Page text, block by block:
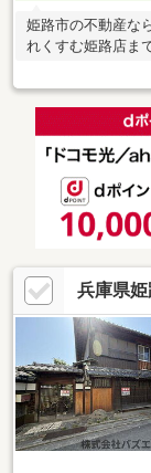
姫路市の不動産な
れくすむ姫路店ま
兵庫県